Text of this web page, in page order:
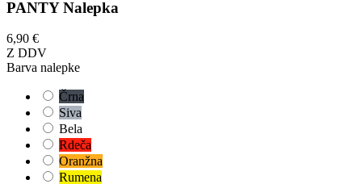
PANTY Nalepka
6,90 €
Z DDV
Barva nalepke
Črna
Siva
Bela
Rdeča
Oranžna
Rumena